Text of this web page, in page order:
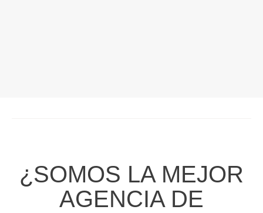
¿SOMOS LA MEJOR
AGENCIA DE